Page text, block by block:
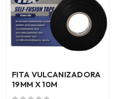
FITA VULCANIZADORA
19MM X 10M